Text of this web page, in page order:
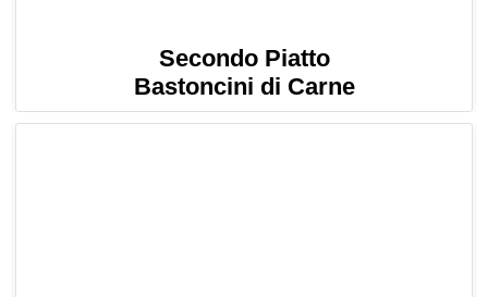
Secondo Piatto
Bastoncini di Carne